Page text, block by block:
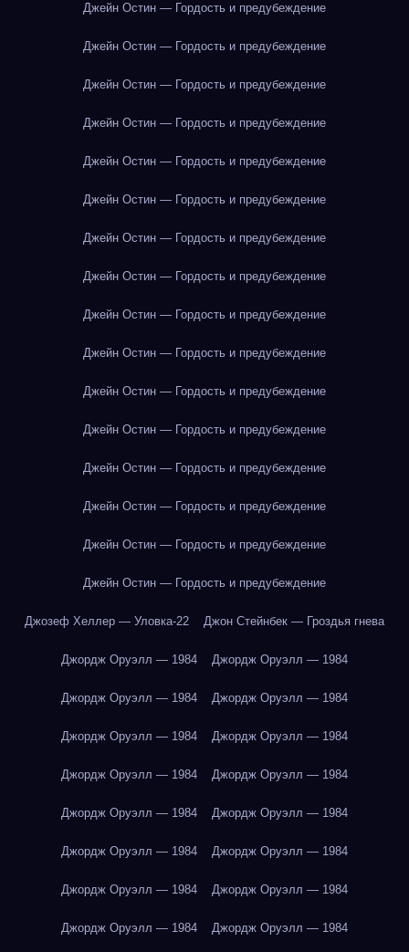
Джейн Остин — Гордость и предубеждение
Джейн Остин — Гордость и предубеждение
Джейн Остин — Гордость и предубеждение
Джейн Остин — Гордость и предубеждение
Джейн Остин — Гордость и предубеждение
Джейн Остин — Гордость и предубеждение
Джейн Остин — Гордость и предубеждение
Джейн Остин — Гордость и предубеждение
Джейн Остин — Гордость и предубеждение
Джейн Остин — Гордость и предубеждение
Джейн Остин — Гордость и предубеждение
Джейн Остин — Гордость и предубеждение
Джейн Остин — Гордость и предубеждение
Джейн Остин — Гордость и предубеждение
Джейн Остин — Гордость и предубеждение
Джейн Остин — Гордость и предубеждение
Джозеф Хеллер — Уловка-22 Джон Стейнбек — Гроздья гнева
Джордж Оруэлл — 1984 Джордж Оруэлл — 1984
Джордж Оруэлл — 1984 Джордж Оруэлл — 1984
Джордж Оруэлл — 1984 Джордж Оруэлл — 1984
Джордж Оруэлл — 1984 Джордж Оруэлл — 1984
Джордж Оруэлл — 1984 Джордж Оруэлл — 1984
Джордж Оруэлл — 1984 Джордж Оруэлл — 1984
Джордж Оруэлл — 1984 Джордж Оруэлл — 1984
Джордж Оруэлл — 1984 Джордж Оруэлл — 1984